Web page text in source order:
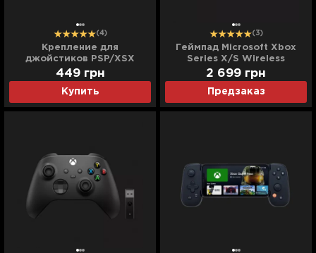
(4)
Крепление для
джойстиков PSP/XSX
Купить
449 грн
(3)
Геймпад Microsoft Xbox
Series X/S Wireless
Controller (Pulse Red)
Предзаказ
2 699 грн